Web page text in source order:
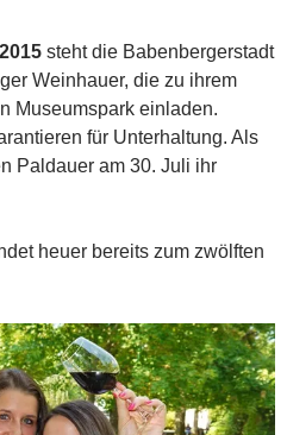
steht die Babenbergerstadt
Weinhauer, die zu ihrem
Museumspark einladen.
für Unterhaltung. Als
Paldauer am 30. Juli ihr
heuer bereits zum zwölften